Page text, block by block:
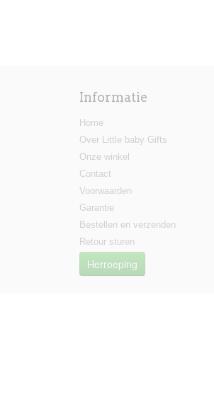
Informatie
Home
Over Little baby Gifts
Onze winkel
Contact
Voorwaarden
Garantie
Bestellen en verzenden
Retour sturen
Herroeping